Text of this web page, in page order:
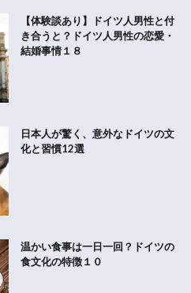
【体験談あり】ドイツ人男性と付
き合うと？ドイツ人男性の恋愛・
結婚事情１８
日本人が驚く、意外なドイツの文
化と習慣12選
温かい食事は一日一回？ドイツの
食文化の特徴１０